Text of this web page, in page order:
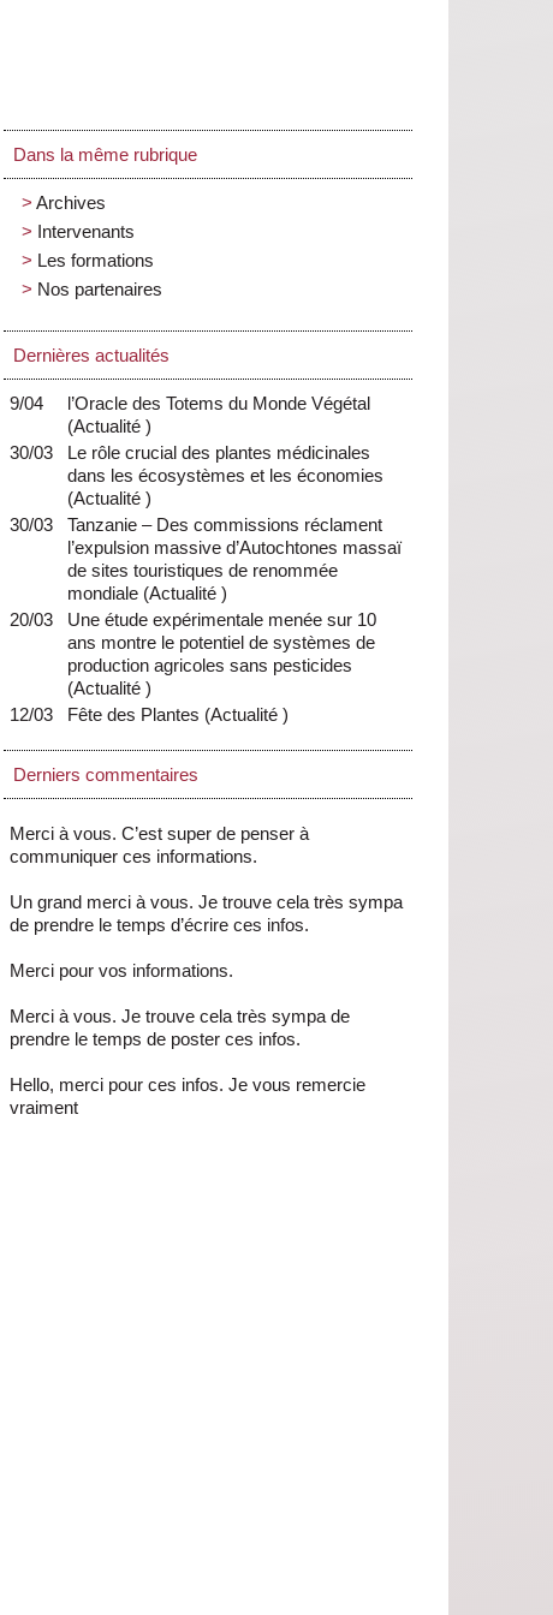
Dans la même rubrique
Archives
Intervenants
Les formations
Nos partenaires
Dernières actualités
9/04
l’Oracle des Totems du Monde Végétal
(Actualité)
30/03
Le rôle crucial des plantes médicinales
dans les écosystèmes et les économies
(Actualité)
30/03
Tanzanie – Des commissions réclament
l’expulsion massive d’Autochtones massaï
de sites touristiques de renommée
mondiale (Actualité)
20/03
Une étude expérimentale menée sur 10
ans montre le potentiel de systèmes de
production agricoles sans pesticides
(Actualité)
12/03
Fête des Plantes (Actualité)
Derniers commentaires
Merci à vous. C’est super de penser à
communiquer ces informations.
Un grand merci à vous. Je trouve cela très sympa
de prendre le temps d’écrire ces infos.
Merci pour vos informations.
Merci à vous. Je trouve cela très sympa de
prendre le temps de poster ces infos.
Hello, merci pour ces infos. Je vous remercie
vraiment